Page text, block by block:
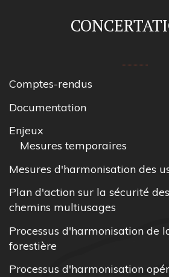
Comptes-rendus
Documentation
Enjeux
Mesures temporaires
Mesures d'harmonisation des
Plan d'action sur la sécurité
chemins multiusages
Processus d'harmonisation de
forestière
Processus d'harmonisation